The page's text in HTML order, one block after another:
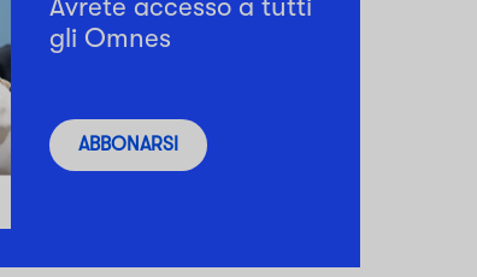
Avrete accesso a tutti
gli Omnes
ABBONARSI